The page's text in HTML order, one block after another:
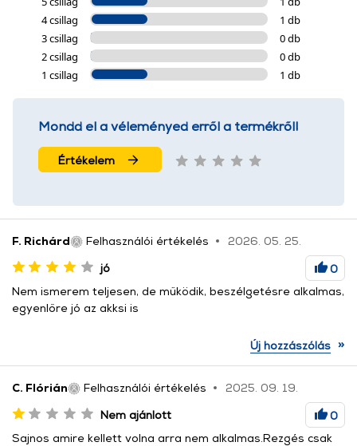
4 csillag
1 db
3 csillag
0 db
2 csillag
0 db
1 csillag
1 db
Mondd el a véleményed erről a termékről!
Értékelem
F. Richárd Felhasználói értékelés
2026. 05. 25.
jó
0
Nem ismerem teljesen, de működik, beszélgetésre alkalmas,
egyenlőre jó az akksi is
Új hozzászólás »
C. Flórián Felhasználói értékelés
2025. 09. 19.
Nem ajánlott
0
Sajnos amire kellett volna arra nem alkalmas.Rezgés csak